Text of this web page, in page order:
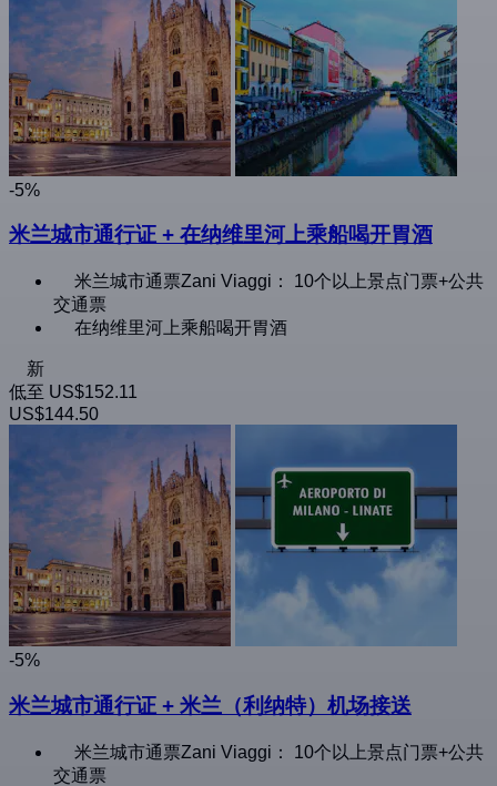
-5%
米兰城市通行证 + 在纳维里河上乘船喝开胃酒
米兰城市通票Zani Viaggi： 10个以上景点门票+公共
交通票
在纳维里河上乘船喝开胃酒
新
低至 US$152.11
US$144.50
-5%
米兰城市通行证 + 米兰（利纳特）机场接送
米兰城市通票Zani Viaggi： 10个以上景点门票+公共
交通票